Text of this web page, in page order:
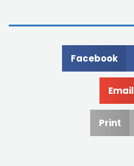
Facebook
Email
Print